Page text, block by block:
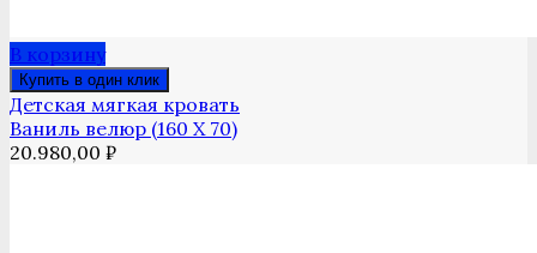
В корзину
Купить в один клик
Детская мягкая кровать
Ваниль велюр (160 Х 70)
20.980,00 ₽